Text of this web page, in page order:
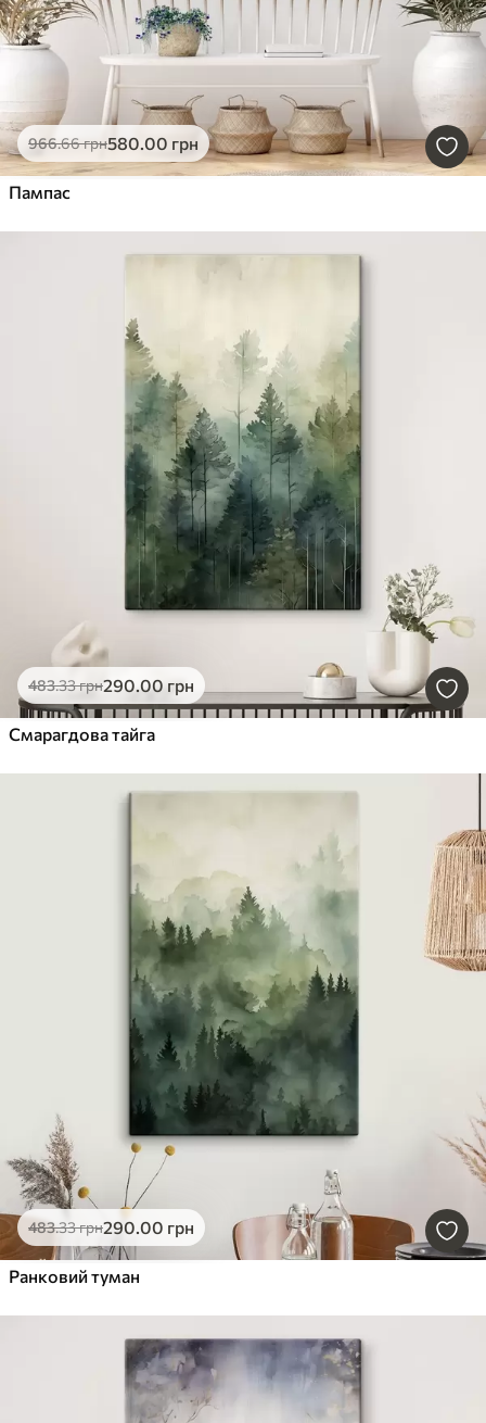
966.66грн580.00 грн
Пампас
483.33грн290.00 грн
Смарагдова тайга
483.33грн290.00 грн
Ранковий туман